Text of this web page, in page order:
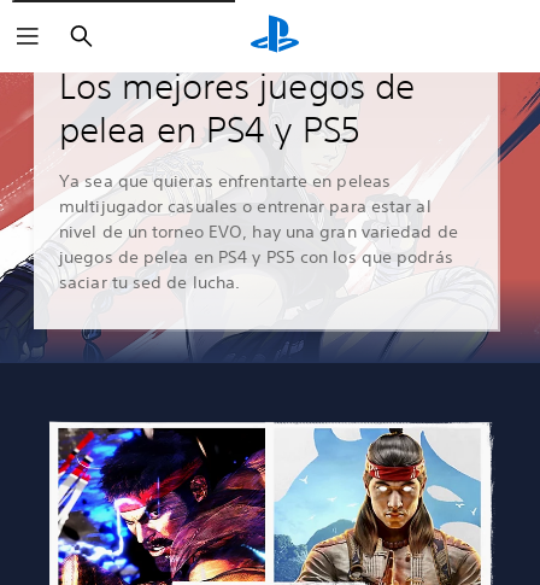
Buscar
Guías y editoriales
Los mejores juegos de
pelea en PS4 y PS5
Ya sea que quieras enfrentarte en peleas
multijugador casuales o entrenar para estar al
nivel de un torneo EVO, hay una gran variedad de
juegos de pelea en PS4 y PS5 con los que podrás
saciar tu sed de lucha.